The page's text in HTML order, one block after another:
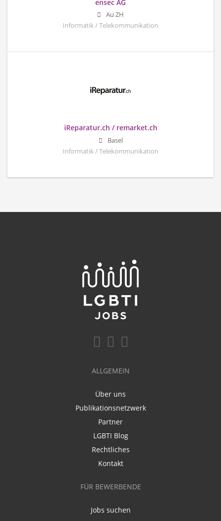
ensec AG
Au ZH
Informatik / Telekommunikation
iReparatur.ch / remarket.ch
Basel
Informatik / Telekommunikation
ALLGEMEIN
Über uns
Publikationsnetzwerk
Partner
LGBTI Blog
Rechtliches
Kontakt
FÜR BEWERBENDE
Jobs suchen